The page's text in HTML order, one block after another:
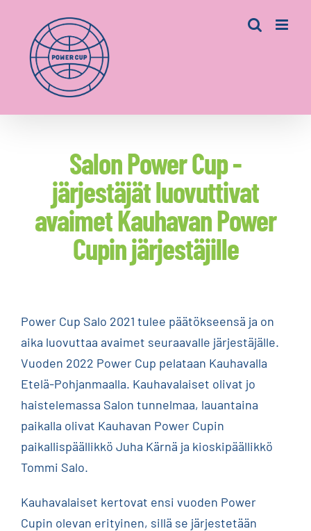
content
Salon Power Cup -
järjestäjät luovuttivat
avaimet Kauhavan Power
Cupin järjestäjille
Power Cup Salo 2021 tulee päätökseensä ja on
aika luovuttaa avaimet seuraavalle järjestäjälle.
Vuoden 2022 Power Cup pelataan Kauhavalla
Etelä-Pohjanmaalla. Kauhavalaiset olivat jo
haistelemassa Salon tunnelmaa, lauantaina
paikalla olivat Kauhavan Power Cupin
paikallispäällikkö Juha Kärnä ja kioskipäällikkö
Tommi Salo.
Kauhavalaiset kertovat ensi vuoden Power
Cupin olevan erityinen, sillä se järjestetään